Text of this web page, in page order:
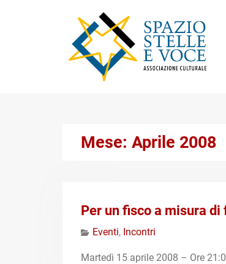
Mese: Aprile 2008
Per un fisco a misura
Eventi, Incontri
Martedì 15 aprile 2008 – Ore